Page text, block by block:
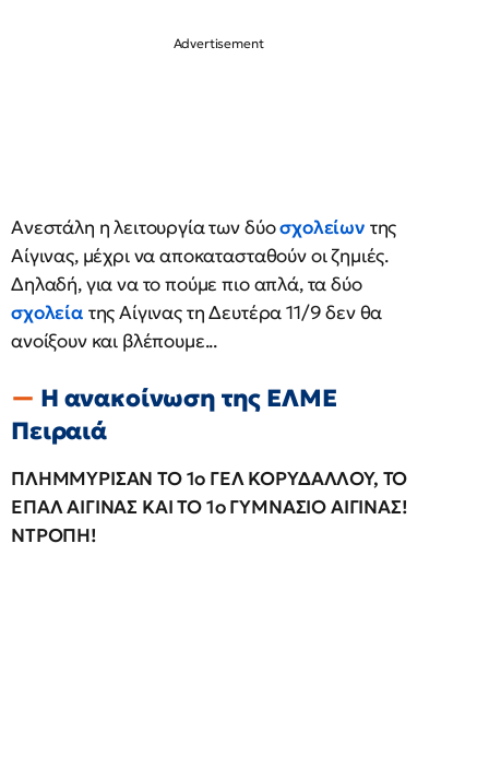
Ανεστάλη η λειτουργία των δύοσχολείων της
Αίγινας, μέχρι να αποκατασταθούν οι ζημιές.
Δηλαδή, για να το πούμε πιο απλά, τα δύο
σχολεία της Αίγινας τη Δευτέρα 11/9 δεν θα
ανοίξουν και βλέπουμε...
Η ανακοίνωση της ΕΛΜΕ
Πειραιά
ΠΛΗΜΜΥΡΙΣΑΝ ΤΟ 1ο ΓΕΛ ΚΟΡΥΔΑΛΛΟΥ, ΤΟ
ΕΠΑΛ ΑΙΓΙΝΑΣ ΚΑΙ ΤΟ 1ο ΓΥΜΝΑΣΙΟ ΑΙΓΙΝΑΣ!
ΝΤΡΟΠΗ!